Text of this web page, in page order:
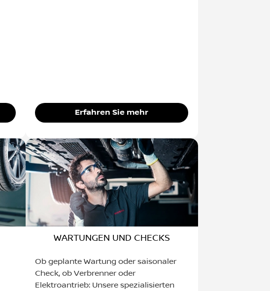
Erfahren Sie mehr
WARTUNGEN UND CHECKS
Ob geplante Wartung oder saisonaler
Check, ob Verbrenner oder
Elektroantrieb: Unsere spezialisierten